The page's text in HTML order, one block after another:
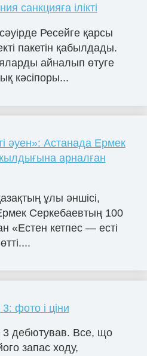
санкцияға ілікті
Ресейге қарсы
пакетін қабылдады.
айналып өтуге
кәсіпоры...
әуен»: Астанада Ермек
арналған
ұлы әншісі,
Серкебаевтың 100
«Естен кетпес — есті
фото і ціни
3 дебютував. Все, що
запас ходу,